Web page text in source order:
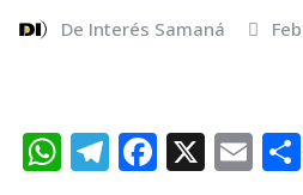
De Interés Samaná
W T F X E